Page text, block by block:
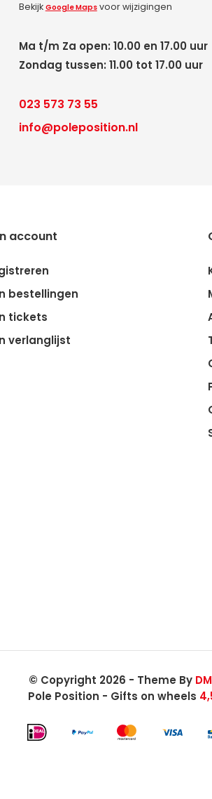
Bekijk Google Mapsvoor wijzigingen
Ma t/m Za open: 10.00 en 17.00 uur
Zondag tussen: 11.00 tot 17.00 uur
023 573 73 55
info@poleposition.nl
account
bestellingen
tickets
verlanglijst
© Copyright 2026 - Theme By
Pole Position - Gifts on wheels